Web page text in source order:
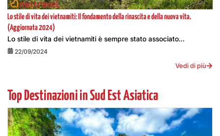
Lo stile di vita dei vietnamiti: Il fondamento della rinascita e della nuova vita.
(Aggiornata 2024)
Lo stile di vita dei vietnamiti è sempre stato associato...
22/09/2024
Vedi di più
Top Destinazioni in Sud Est Asiatica